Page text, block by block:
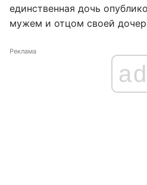
единственная дочь
мужем и отцом своей
Реклама
ad